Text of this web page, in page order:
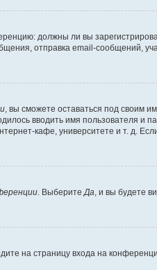
должны ли вы
отправка email-сообщений,
, вы сможете оставаться под своим
вводить имя пользователя
кафе, университете и т. д.
. ВыберитеДа, и вы будете
на страницу входа на